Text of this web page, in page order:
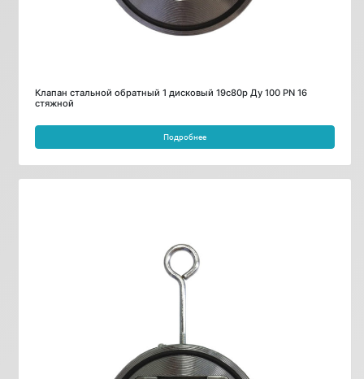
Клапан стальной обратный 1 дисковый 19с80р Ду 100 PN 16
стяжной
Подробнее